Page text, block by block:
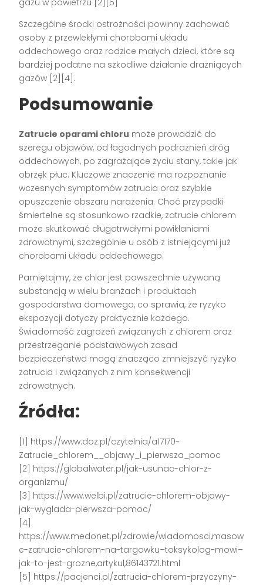
gazu w powietrzu [2][5]
Szczególne środki ostrożności powinny zachować
osoby z przewlekłymi chorobami układu
oddechowego oraz rodzice małych dzieci, które są
bardziej podatne na szkodliwe działanie drażniących
gazów [2][4].
Podsumowanie
Zatrucie oparami chloru może prowadzić do
szeregu objawów, od łagodnych podrażnień dróg
oddechowych, po zagrażające życiu stany, takie jak
obrzęk płuc. Kluczowe znaczenie ma rozpoznanie
wczesnych symptomów zatrucia oraz szybkie
opuszczenie obszaru narażenia. Choć przypadki
śmiertelne są stosunkowo rzadkie, zatrucie chlorem
może skutkować długotrwałymi powikłaniami
zdrowotnymi, szczególnie u osób z istniejącymi już
chorobami układu oddechowego.
Pamiętajmy, że chlor jest powszechnie używaną
substancją w wielu branżach i produktach
gospodarstwa domowego, co sprawia, że ryzyko
ekspozycji dotyczy praktycznie każdego.
Świadomość zagrożeń związanych z chlorem oraz
przestrzeganie podstawowych zasad
bezpieczeństwa mogą znacząco zmniejszyć ryzyko
zatrucia i związanych z nim konsekwencji
zdrowotnych.
Źródła:
[1] https://www.doz.pl/czytelnia/a17170-
Zatrucie_chlorem__objawy_i_pierwsza_pomoc
[2] https://globalwater.pl/jak-usunac-chlor-z-
organizmu/
[3] https://www.welbi.pl/zatrucie-chlorem-objawy-
jak-wyglada-pierwsza-pomoc/
[4]
https://www.medonet.pl/zdrowie/wiadomosci,masow
e-zatrucie-chlorem-na-targowku–toksykolog-mowi–
jak-to-jest-grozne,artykul,86143721.html
[5] https://pacjenci.pl/zatrucia-chlorem-przyczyny-